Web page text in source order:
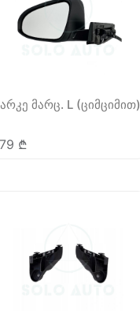
მარც. L (ციმციმით)
₾